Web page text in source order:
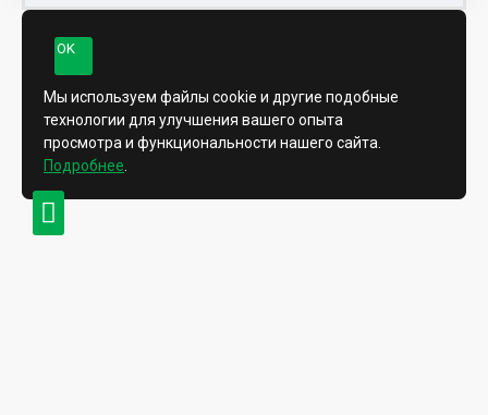
OK
Мы используем файлы cookie и другие подобные
технологии для улучшения вашего опыта
просмотра и функциональности нашего сайта.
Подробнее